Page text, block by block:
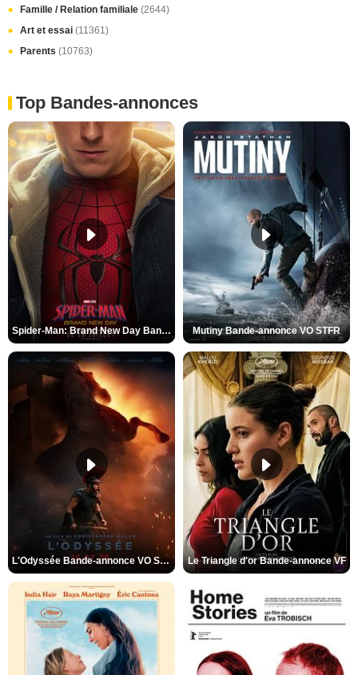
Famille / Relation familiale (2644)
Art et essai (11361)
Parents (10763)
Top Bandes-annonces
Spider-Man: Brand New Day Bande-annonce VO STFR Mutiny Bande-annonce VO STFR
L'Odyssée Bande-annonce VO STFR Le Triangle d'or Bande-annonce VF